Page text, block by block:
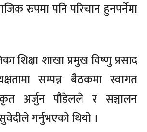
रुपमा पनि परिचान हुनपर्नेमा
शिक्षा शाखा प्रमुख विष्णु प्रसाद
सम्पन्न बैठकमा स्वागत
अर्जुन पौडेलले र सञ्चालन
गर्नुभएको थियो ।